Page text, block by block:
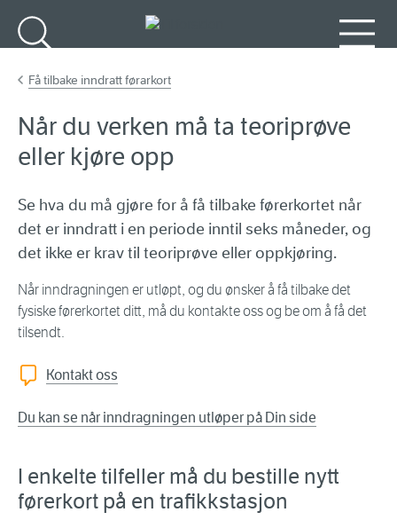
Få tilbake inndratt førarkort
Når du verken må ta teoriprøve
eller kjøre opp
Se hva du må gjøre for å få tilbake førerkortet når
det er inndratt i en periode inntil seks måneder, og
det ikke er krav til teoriprøve eller oppkjøring.
Når inndragningen er utløpt, og du ønsker å få tilbake det
fysiske førerkortet ditt, må du kontakte oss og be om å få det
tilsendt.
Kontakt oss
Du kan se når inndragningen utløper på Din side
I enkelte tilfeller må du bestille nytt
førerkort på en trafikkstasjon